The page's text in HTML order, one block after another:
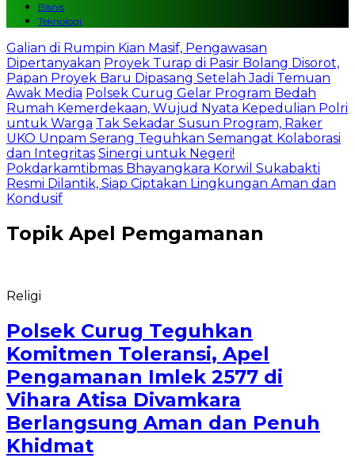
Bisnis
Teknologi
Galian di Rumpin Kian Masif, Pengawasan
Dipertanyakan Proyek Turap di Pasir Bolang Disorot,
Papan Proyek Baru Dipasang Setelah Jadi Temuan
Awak Media Polsek Curug Gelar Program Bedah
Rumah Kemerdekaan, Wujud Nyata Kepedulian Polri
untuk Warga Tak Sekadar Susun Program, Raker
UKO Unpam Serang Teguhkan Semangat Kolaborasi
dan Integritas Sinergi untuk Negeri!
Pokdarkamtibmas Bhayangkara Korwil Sukabakti
Resmi Dilantik, Siap Ciptakan Lingkungan Aman dan
Kondusif
Topik Apel Pemgamanan
Religi
Polsek Curug Teguhkan
Komitmen Toleransi, Apel
Pengamanan Imlek 2577 di
Vihara Atisa Divamkara
Berlangsung Aman dan Penuh
Khidmat